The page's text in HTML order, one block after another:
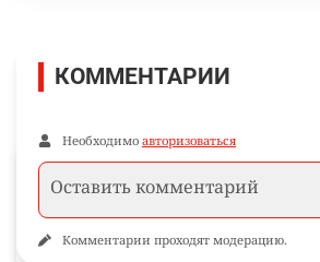
КОММЕНТАРИИ
Необходимо авторизоваться
Комментарии проходят модерацию.